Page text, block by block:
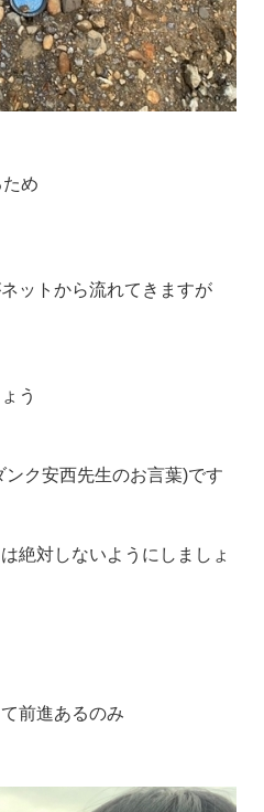
め
ットから流れてきますが
う
ク安西先生のお言葉)です
絶対しないようにしましょ
前進あるのみ